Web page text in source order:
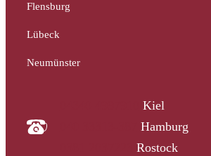
Flensburg
Lübeck
Neumünster
Kiel
Hamburg
Rostock